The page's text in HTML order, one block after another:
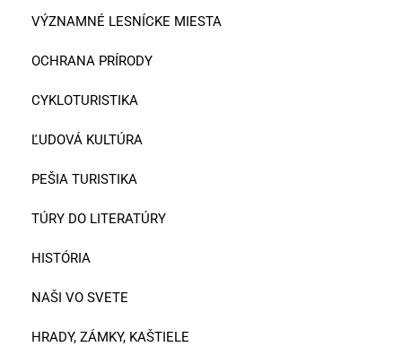
VÝZNAMNÉ LESNÍCKE MIESTA
OCHRANA PRÍRODY
CYKLOTURISTIKA
ĽUDOVÁ KULTÚRA
PEŠIA TURISTIKA
TÚRY DO LITERATÚRY
HISTÓRIA
NAŠI VO SVETE
HRADY, ZÁMKY, KAŠTIELE